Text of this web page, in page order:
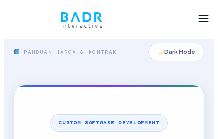
PANDUAN HARGA & KONTRAK Dark Mode
CUSTOM SOFTWARE DEVELOPMENT